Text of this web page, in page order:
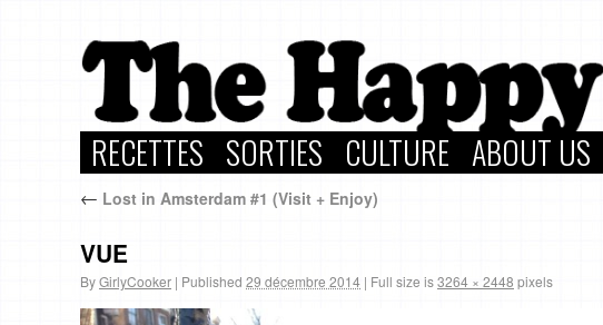
RECETTES SORTIES CULTURE ABOUT US
← Lost in Amsterdam #1 (Visit + Enjoy)
VUE
ByGirlyCooker | Published 29 décembre 2014 | Full size is3264 × 2448 pixels